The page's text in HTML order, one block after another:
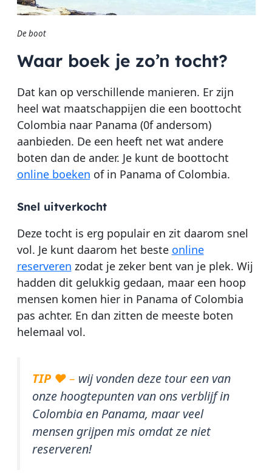
De boot
Waar boek je zo’n tocht?
Dat kan op verschillende manieren. Er zijn
heel wat maatschappijen die een boottocht
Colombia naar Panama (0f andersom)
aanbieden. De een heeft net wat andere
boten dan de ander. Je kunt de boottocht
online boeken of in Panama of Colombia.
Snel uitverkocht
Deze tocht is erg populair en zit daarom snel
vol. Je kunt daarom het beste online
reserveren zodat je zeker bent van je plek. Wij
hadden dit gelukkig gedaan, maar een hoop
mensen komen hier in Panama of Colombia
pas achter. En dan zitten de meeste boten
helemaal vol.
TIP♥ – wij vonden deze tour een van
onze hoogtepunten van ons verblijf in
Colombia en Panama, maar veel
mensen grijpen mis omdat ze niet
reserveren!